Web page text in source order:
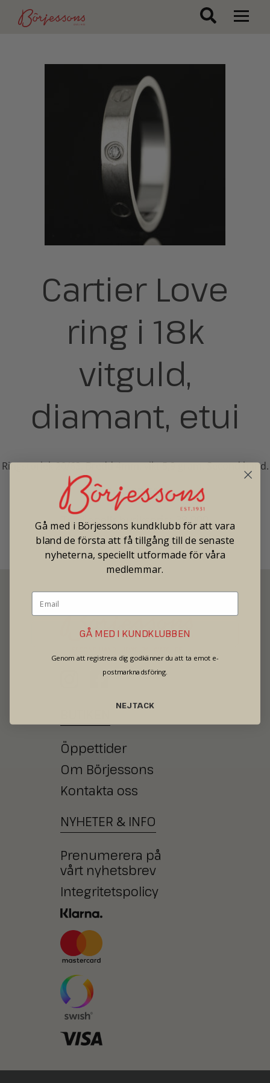
Cartier Love
ring i 18k
vitguld,
diamant, etui
Ringstorlek 20/63. Bredd 4mm. vikt 5,9 gram. Second hand.
Pris: 27 500
Tradionellt butikspris: 38 000
Öppettider
Om Börjessons
Kontakta oss
NYHETER & INFO
Prenumerera på
vårt nyhetsbrev
Integritetspolicy
Gå med i Börjessons kundklubb för att vara
bland de första att få tillgång till de senaste
nyheterna, speciellt utformade för våra
medlemmar.
GÅ MED I KUNDKLUBBEN
Genom att registrera dig godkänner du att ta emot e-
postmarknadsföring.
NEJ TACK